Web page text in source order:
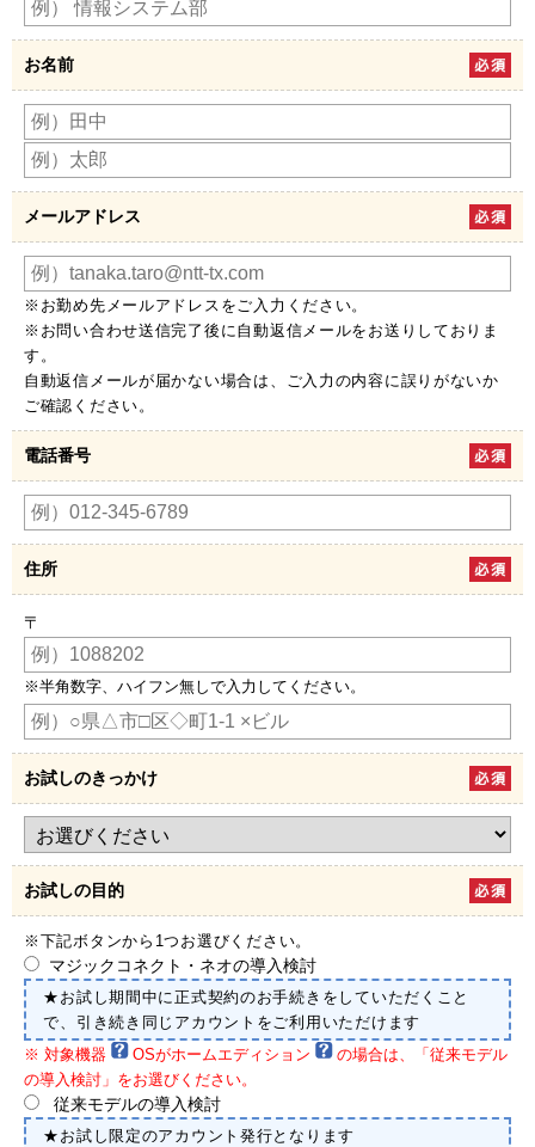
お名前
メールアドレス
※お勤め先メールアドレスをご入力ください。
※お問い合わせ送信完了後に自動返信メールをお送りしておりま
す。
自動返信メールが届かない場合は、ご入力の内容に誤りがないか
ご確認ください。
電話番号
住所
〒
※半角数字、ハイフン無しで入力してください。
お試しのきっかけ
お試しの目的
※下記ボタンから1つお選びください。
マジックコネクト・ネオの導入検討
★お試し期間中に正式契約のお手続きをしていただくこと
で、引き続き同じアカウントをご利用いただけます
※ 対象機器
OSがホームエディション
の場合は、「従来モデル
の導入検討」をお選びください。
従来モデルの導入検討
★お試し限定のアカウント発行となります